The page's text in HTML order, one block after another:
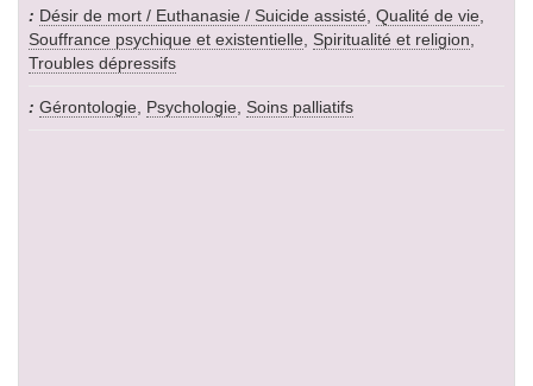
Désir de mort / Euthanasie / Suicide assisté, Qualité de vie,
Souffrance psychique et existentielle, Spiritualité et religion,
Troubles dépressifs
Gérontologie, Psychologie, Soins palliatifs